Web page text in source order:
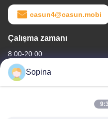
casun4@casun.mobi
Çalışma zamanı
8:00-20:00
Adresimiz
NO.61 Pingxi Endüstri Bölgesi,
Sopina